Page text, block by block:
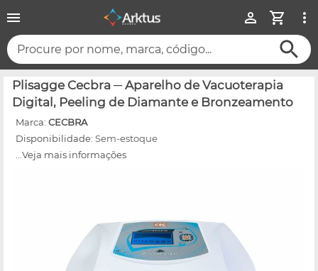
Procure por nome, marca, código...
Plisagge Cecbra ─ Aparelho de Vacuoterapia
Digital, Peeling de Diamante e Bronzeamento
Marca: CECBRA
Disponibilidade: Sem-estoque
...Veja mais informações